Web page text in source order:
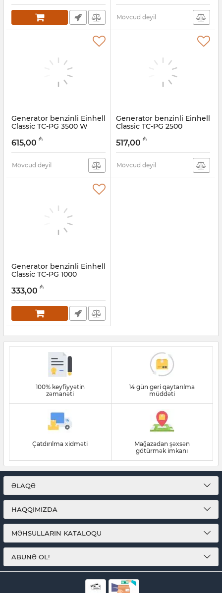
Mövcud deyil
Generator benzinli Einhell
Classic TC-PG 3500 W
Artikul: 009001003
615,00 ₼
Mövcud deyil
Generator benzinli Einhell
Classic TC-PG 2500
Artikul: 009001002
517,00 ₼
Mövcud deyil
Generator benzinli Einhell
Classic TC-PG 1000
Artikul: 009001001
333,00 ₼
100% keyfiyyətin
zəmanəti
14 gün geri qaytarılma
müddəti
Çatdırılma xidməti
Mağazadan şəxsən
götürmək imkanı
ƏLAQƏ
HAQQIMIZDA
MƏHSULLARIN KATALOQU
ABUNƏ OL!